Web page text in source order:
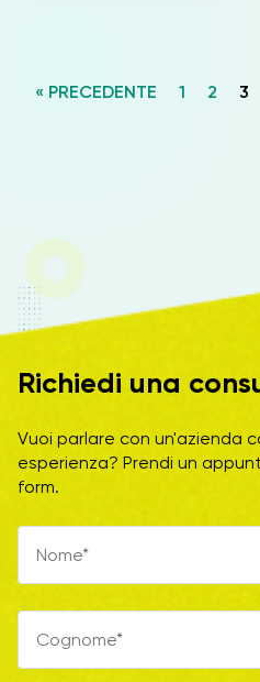
« PRECEDENTE 1 2 3
Richiedi una
Vuoi parlare con un'azienda
esperienza? Prendi un
form.